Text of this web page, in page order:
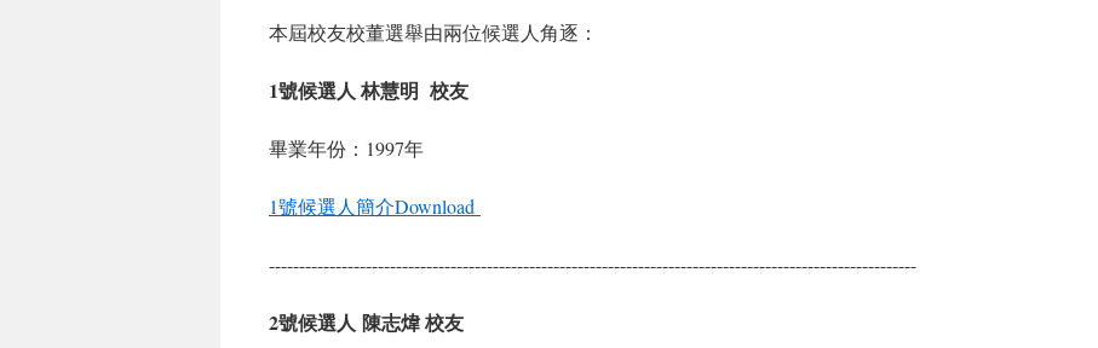
本屆校友校董選舉由兩位候選人角逐：
1號候選人 林慧明 校友
畢業年份：1997年
1號候選人簡介Download
-----------------------------------------------------------------------------------------------------------
2號候選人 陳志煒 校友